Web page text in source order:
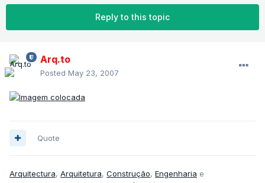
Reply to this topic
Arq.to
Posted May 23, 2007
Quote
Arquitectura, Arquitetura, Construção, Engenharia e